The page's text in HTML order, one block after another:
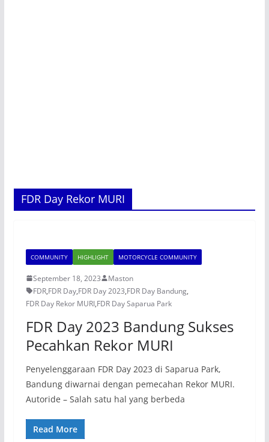
FDR Day Rekor MURI
COMMUNITY HIGHLIGHT MOTORCYCLE COMMUNITY
September 18, 2023
Maston
FDR,FDR Day,FDR Day 2023,FDR Day Bandung,
FDR Day Rekor MURI,FDR Day Saparua Park
FDR Day 2023 Bandung Sukses
Pecahkan Rekor MURI
Penyelenggaraan FDR Day 2023 di Saparua Park,
Bandung diwarnai dengan pemecahan Rekor MURI.
Autoride – Salah satu hal yang berbeda
Read More